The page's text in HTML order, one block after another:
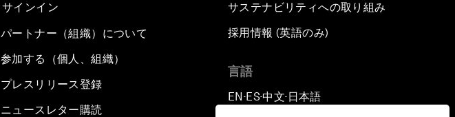
サインイン
パートナー（組織）について
参加する（個人、組織）
プレスリリース登録
ニュースレター購読
サステナビリティへの取り組み
採用情報 (英語のみ)
言語
EN ▪ES▪中文▪ 日本語